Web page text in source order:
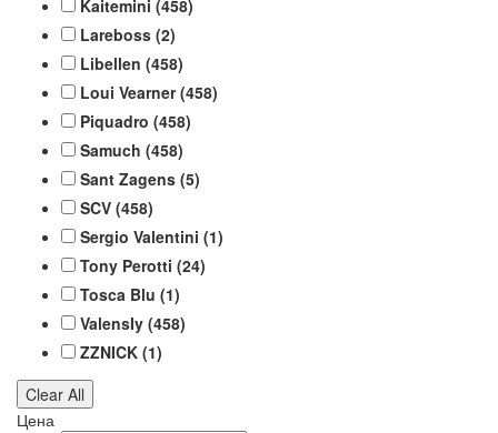
Kaitemini (458)
Lareboss (2)
Libellen (458)
Loui Vearner (458)
Piquadro (458)
Samuch (458)
Sant Zagens (5)
SCV (458)
Sergio Valentini (1)
Tony Perotti (24)
Tosca Blu (1)
ValensIy (458)
ZZNICK (1)
Clear All
Цена